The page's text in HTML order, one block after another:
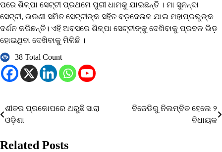
ପରେ ଶିଳ୍ପା ସେଟ୍ଟୀ ପ୍ରଥମେ ପୁରୀ ଧାମକୁ ଯାଇଛନ୍ତି । ମା ସୁନନ୍ଦା
ସେଟ୍ଟୀ, ଭଉଣୀ ସମିତ ସେଟ୍ଟୀଙ୍କ ସହିତ ବଡ଼ଦେଉଳ ଯାଇ ମହାପ୍ରଭୁଙ୍କ
ଦର୍ଶନ କରିଛନ୍ତି। ଏହି ଅବସରେ ଶିଳ୍ପା ସେଟ୍ଟୀଙ୍କୁ ଦେଖିବାକୁ ପ୍ରବଳ ଭିଡ଼
ହୋଇଥିବା ଦେଖିବାକୁ ମିଳିଛି ।
38 Total Count
Post
navigation
ଶୀତର ପ୍ରକୋପରେ ଥରୁଛି ସାରା
ଓଡ଼ିଶା
ବିଜେଡିରୁ ନିଲମ୍ବିତ ହେଲେ ୨
ବିଧାୟକ
Related Posts